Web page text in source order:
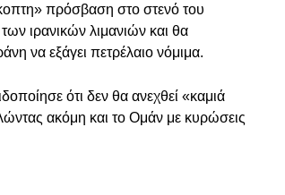
πρόσβαση στο στενό του
ιρανικών λιμανιών και θα
να εξάγει πετρέλαιο νόμιμα.
ότι δεν θα ανεχθεί «καμιά
ακόμη και το Ομάν με κυρώσεις